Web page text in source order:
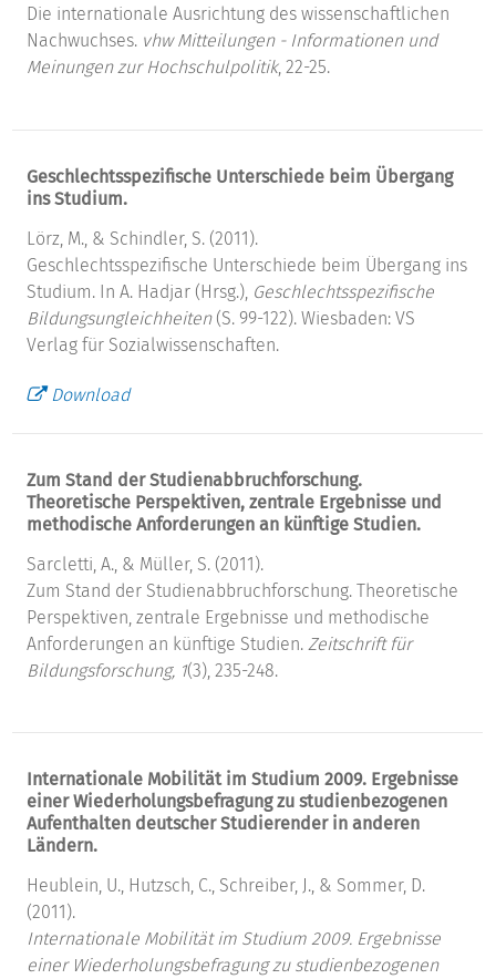
Die internationale Ausrichtung des wissenschaftlichen
Nachwuchses. vhw Mitteilungen - Informationen und
Meinungen zur Hochschulpolitik, 22-25.
Geschlechtsspezifische Unterschiede beim Übergang
ins Studium.
Lörz, M., & Schindler, S. (2011).
Geschlechtsspezifische Unterschiede beim Übergang ins
Studium. In A. Hadjar (Hrsg.), Geschlechtsspezifische
Bildungsungleichheiten(S. 99-122). Wiesbaden: VS
Verlag für Sozialwissenschaften.
Download
Zum Stand der Studienabbruchforschung.
Theoretische Perspektiven, zentrale Ergebnisse und
methodische Anforderungen an künftige Studien.
Sarcletti, A., & Müller, S. (2011).
Zum Stand der Studienabbruchforschung. Theoretische
Perspektiven, zentrale Ergebnisse und methodische
Anforderungen an künftige Studien. Zeitschrift für
Bildungsforschung, 1(3), 235-248.
Internationale Mobilität im Studium 2009. Ergebnisse
einer Wiederholungsbefragung zu studienbezogenen
Aufenthalten deutscher Studierender in anderen
Ländern.
Heublein, U., Hutzsch, C., Schreiber, J., & Sommer, D.
(2011).
Internationale Mobilität im Studium 2009. Ergebnisse
einer Wiederholungsbefragung zu studienbezogenen